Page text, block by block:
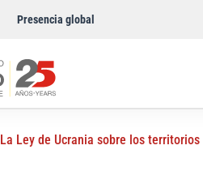
Presencia global
La Ley de Ucrania sobre los